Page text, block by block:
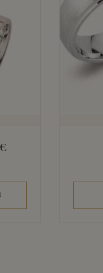
€